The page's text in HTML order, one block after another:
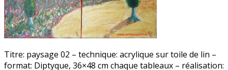
Titre: paysage 02 – technique: acrylique sur toile de lin –
format: Diptyque, 36×48 cm chaque tableaux – réalisation: